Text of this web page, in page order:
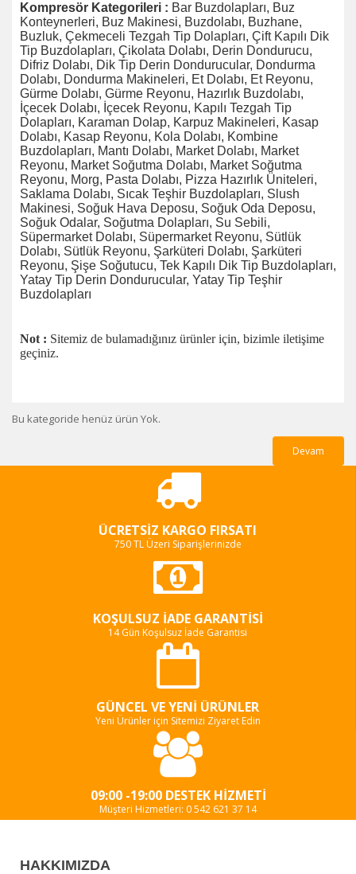
Kompresör Kategorileri : Bar Buzdolapları, Buz
Konteynerleri, Buz Makinesi, Buzdolabı, Buzhane,
Buzluk, Çekmeceli Tezgah Tip Dolapları, Çift Kapılı Dik
Tip Buzdolapları, Çikolata Dolabı, Derin Dondurucu,
Difriz Dolabı, Dik Tip Derin Dondurucular, Dondurma
Dolabı, Dondurma Makineleri, Et Dolabı, Et Reyonu,
Gürme Dolabı, Gürme Reyonu, Hazırlık Buzdolabı,
İçecek Dolabı, İçecek Reyonu, Kapılı Tezgah Tip
Dolapları, Karaman Dolap, Karpuz Makineleri, Kasap
Dolabı, Kasap Reyonu, Kola Dolabı, Kombine
Buzdolapları, Mantı Dolabı, Market Dolabı, Market
Reyonu, Market Soğutma Dolabı, Market Soğutma
Reyonu, Morg, Pasta Dolabı, Pizza Hazırlık Üniteleri,
Saklama Dolabı, Sıcak Teşhir Buzdolapları, Slush
Makinesi, Soğuk Hava Deposu, Soğuk Oda Deposu,
Soğuk Odalar, Soğutma Dolapları, Su Sebili,
Süpermarket Dolabı, Süpermarket Reyonu, Sütlük
Dolabı, Sütlük Reyonu, Şarküteri Dolabı, Şarküteri
Reyonu, Şişe Soğutucu, Tek Kapılı Dik Tip Buzdolapları,
Yatay Tip Derin Dondurucular, Yatay Tip Teşhir
Buzdolapları
Not : Sitemiz de bulamadığınız ürünler için, bizimle iletişime
geçiniz.
Bu kategoride henüz ürün Yok.
Devam
ÜCRETSIZ KARGO FIRSATI
750 TL Üzeri Siparişlerinizde
KOŞULSUZ İADE GARANTISI
14 Gün Koşulsuz İade Garantisi
GÜNCEL VE YENI ÜRÜNLER
Yeni Ürünler için Sitemizi Ziyaret Edin
09:00 -19:00 DESTEK HIZMETI
Müşteri Hizmetleri: 0 542 621 37 14
HAKKIMIZDA